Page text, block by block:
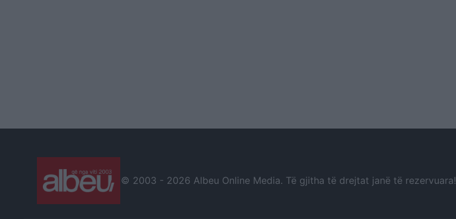
© 2003 - 2026 Albeu Online Media. Të gjitha të drejtat janë të rezervuara!